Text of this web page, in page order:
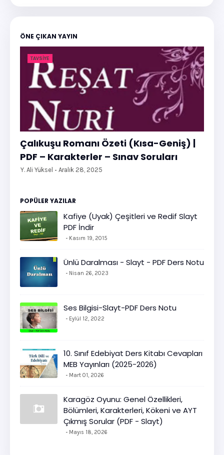
ÖNE ÇIKAN YAYIN
TAVSIYE
Çalıkuşu Romanı Özeti (Kısa-Geniş) |
PDF – Karakterler – Sınav Soruları
Y. Ali Yüksel Aralık 28, 2025
POPÜLER YAZILAR
Kafiye (Uyak) Çeşitleri ve Redif Slayt
PDF İndir
Kasım 19, 2015
Ünlü Daralması - Slayt - PDF Ders Notu
Nisan 26, 2023
Ses Bilgisi-Slayt-PDF Ders Notu
Eylül 12, 2022
10. Sınıf Edebiyat Ders Kitabı Cevapları
MEB Yayınları (2025-2026)
Mart 01, 2026
Karagöz Oyunu: Genel Özellikleri,
Bölümleri, Karakterleri, Kökeni ve AYT
Çıkmış Sorular (PDF - Slayt)
Mayıs 18, 2026